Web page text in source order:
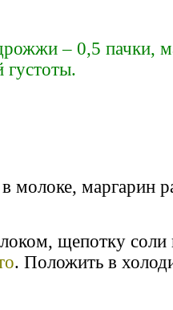
– 0,5 пачки,
густоты.
молоке, маргарин
щепотку соли
. Положить в